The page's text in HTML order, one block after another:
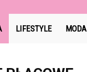
LIFESTYLE MODA